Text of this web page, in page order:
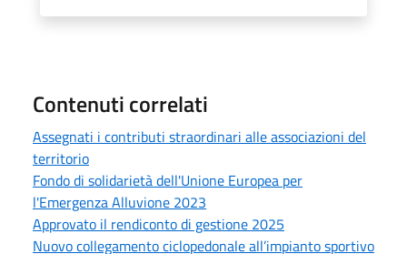
Contenuti correlati
Assegnati i contributi straordinari alle associazioni del
territorio
Fondo di solidarietà dell'Unione Europea per
l'Emergenza Alluvione 2023
Approvato il rendiconto di gestione 2025
Nuovo collegamento ciclopedonale all’impianto sportivo